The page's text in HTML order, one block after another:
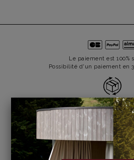
Le paiement est 100%
Possibilité d'un paiement en
Les retours sont gratuits depuis la
après réception (hors
La livraison est offerte dès
*Hors mobilier, tapis